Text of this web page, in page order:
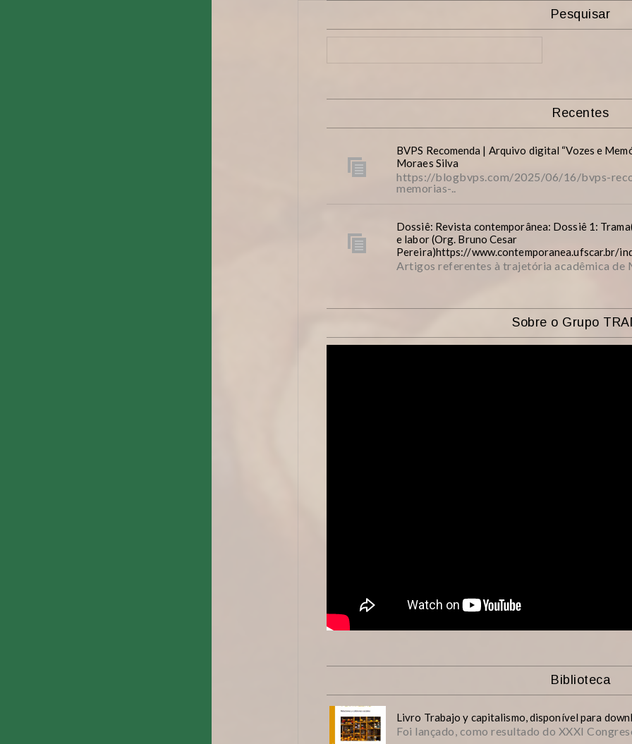
Pesquisar
Recentes
BVPS Recomenda | Arquivo digital “Vozes e
Moraes Silva
https://blogbvps.com/2025/06/16/bvps-
memorias-..
Dossiê: Revista contemporânea: Dossiê 1:
e labor (Org. Bruno Cesar
Pereira)https://www.contemporanea.ufscar.br/
Artigos referentes à trajetória acadêmica de
Sobre o Grupo
Biblioteca
Livro Trabajo y capitalismo, disponível para
Foi lançado, como resultado do XXXI